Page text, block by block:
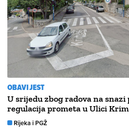
OBAVIJEST
U srijedu zbog radova na
regulacija prometa u Ulici
Rijeka i PGŽ